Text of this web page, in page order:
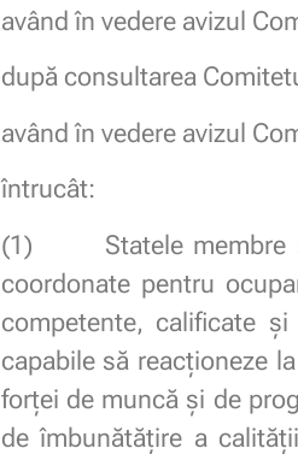
având în vedere avizul
după consultarea
având în vedere avizul
întrucât:
(1) Statele membre și
coordonate pentru
competente, calificate
capabile să reacționeze
forței de muncă și de
de îmbunătățire a